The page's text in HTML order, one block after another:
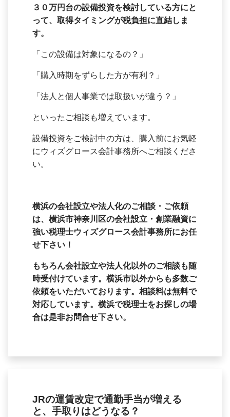
３０万円台の設備投資を検討している方にと
って、取得タイミングが税負担に直結しま
す。
「この設備は対象になるの？」
「購入時期をずらした方が有利？」
「法人と個人事業では取扱いが違う？」
といったご相談も増えています。
設備投資をご検討中の方は、購入前にお気軽
にウィズグロース会計事務所へご相談くださ
い。
横浜の会社設立や法人化のご相談・ご依頼
は、横浜市神奈川区の会社設立・創業融資に
強い税理士ウィズグロース会計事務所にお任
せ下さい！
もちろん会社設立や法人化以外のご相談も随
時受付けています。横浜市以外からも多数ご
依頼をいただいております。相談料は無料で
対応しています。横浜で税理士をお探しの場
合は是非お問合せ下さい。
JRの運賃改定で通勤手当が増える
と、手取りはどうなる？